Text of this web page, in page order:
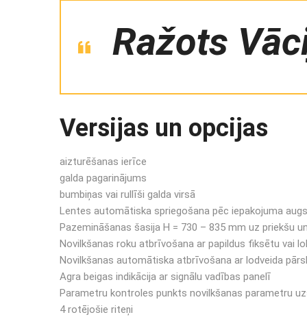
Ražots
Versijas un opcijas
aizturēšanas ierīce
galda pagarinājums
bumbiņas vai rullīši galda virsā
Lentes automātiska spriegošana pēc iepakojuma
Pazemināšanas šasija H = 730 – 835 mm uz priekšu
Novilkšanas roku atbrīvošana ar papildus fiksētu vai
Novilkšanas automātiska atbrīvošana ar lodveida
Agra beigas indikācija ar signālu vadības panelī
Parametru kontroles punkts novilkšanas parametru
4 rotējošie riteņi